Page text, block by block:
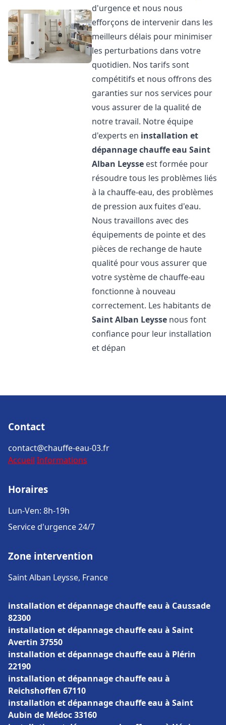
d'urgence et nous nous
efforçons de intervenir dans les
meilleurs délais pour minimiser
les perturbations dans votre
quotidien. Nos tarifs sont
compétitifs et nous offrons des
garanties sur nos services pour
vous assurer de la qualité de
notre travail. Notre équipe
d'experts en installation et
dépannage chauffe eau Saint
Alban Leysse est formée pour
résoudre tous les problèmes liés
à la chauffe-eau, des problèmes
de pression aux fuites d'eau.
Nous travaillons avec des
équipements de pointe et des
pièces de rechange de haute
qualité pour vous assurer que
votre système de chauffe-eau
fonctionne à nouveau
correctement. Les habitants de
Saint Alban Leysse nous font
confiance pour leur installation
et dépan
Contact
contact@chauffe-eau-03.fr
Accueil Informations
Horaires
Lun-Ven: 8h-19h
Service d'urgence 24/7
Zone intervention
Saint Alban Leysse, France
installation et dépannage chauffe eau à Caussade
82300
installation et dépannage chauffe eau à Saint
Avertin 37550
installation et dépannage chauffe eau à Plérin
22190
installation et dépannage chauffe eau à
Reichshoffen 67110
installation et dépannage chauffe eau à Saint
Aubin de Médoc 33160